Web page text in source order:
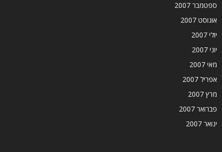
ספטמבר 2007
אוגוסט 2007
יולי 2007
יוני 2007
מאי 2007
אפריל 2007
מרץ 2007
פברואר 2007
ינואר 2007